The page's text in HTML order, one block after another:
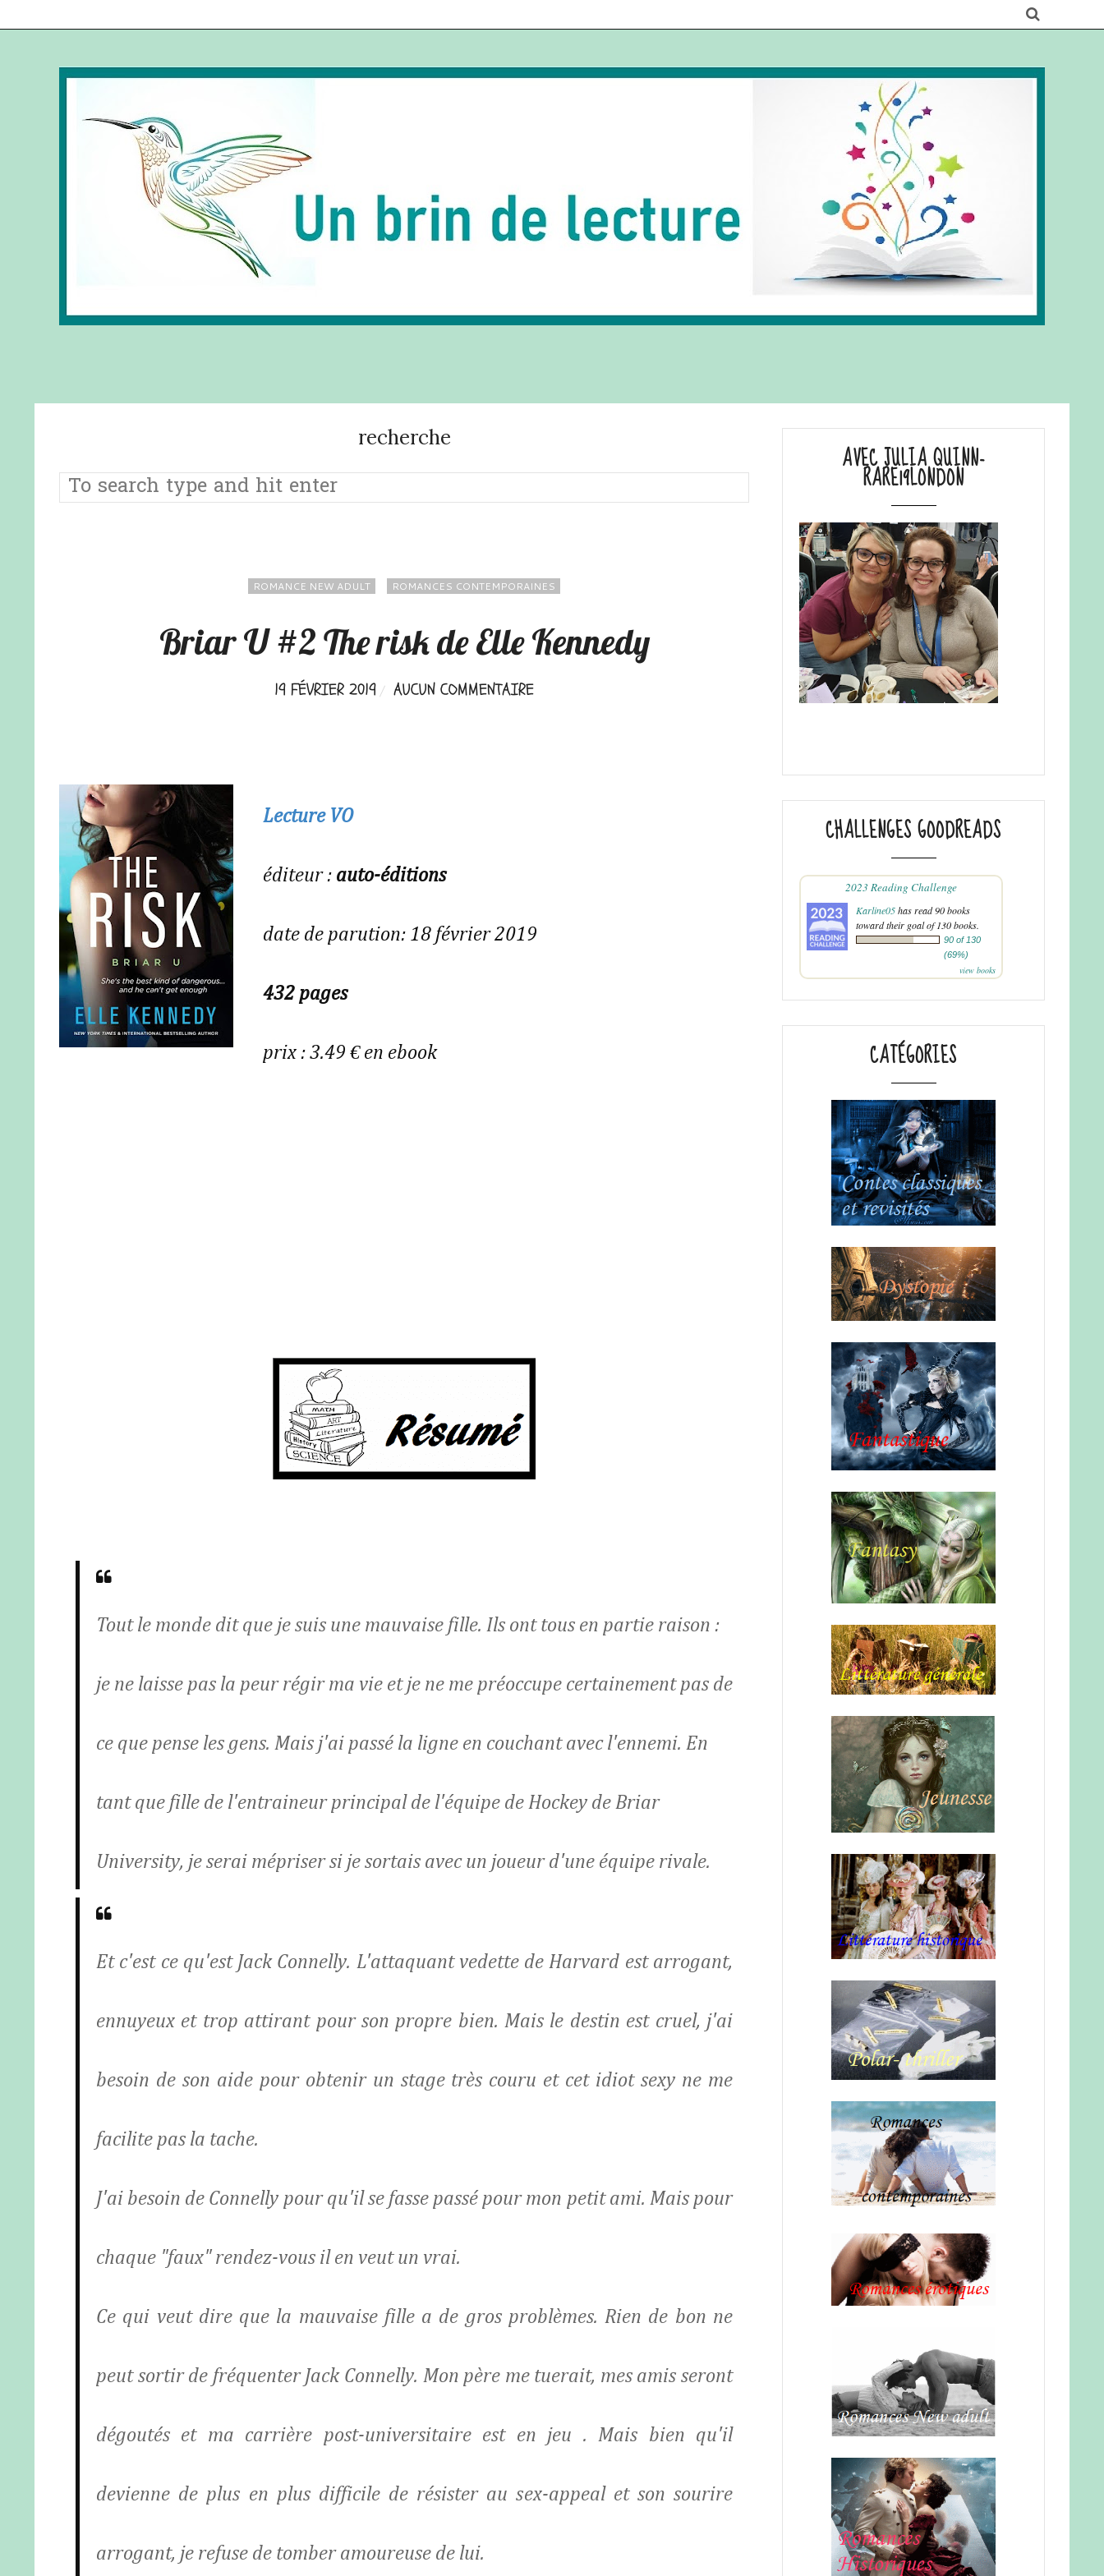
recherche
ROMANCE NEW ADULT ROMANCES CONTEMPORAINES
Briar U #2 The risk de Elle Kennedy
19 FÉVRIER 2019 AUCUN COMMENTAIRE
Lecture VO
éditeur : auto-éditions
date de parution: 18 février 2019
432 pages
prix : 3.49 € en ebook
Tout le monde dit que je suis une mauvaise fille. Ils ont tous en partie raison :
je ne laisse pas la peur régir ma vie et je ne me préoccupe certainement pas de
ce que pense les gens. Mais j'ai passé la ligne en couchant avec l'ennemi. En
tant que fille de l'entraineur principal de l'équipe de Hockey de Briar
University, je serai mépriser si je sortais avec un joueur d'une équipe rivale.
Et c'est ce qu'est Jack Connelly. L'attaquant vedette de Harvard est arrogant,
ennuyeux et trop attirant pour son propre bien. Mais le destin est cruel, j'ai
besoin de son aide pour obtenir un stage très couru et cet idiot sexy ne me
facilite pas la tache.
J'ai besoin de Connelly pour qu'il se fasse passé pour mon petit ami. Mais pour
chaque "faux" rendez-vous il en veut un vrai.
Ce qui veut dire que la mauvaise fille a de gros problèmes. Rien de bon ne
peut sortir de fréquenter Jack Connelly. Mon père me tuerait, mes amis seront
dégoutés et ma carrière post-universitaire est en jeu . Mais bien qu'il
devienne de plus en plus difficile de résister au sex-appeal et son sourire
arrogant, je refuse de tomber amoureuse de lui.
AVEC JULIA QUINN-
RARE19LONDON
CHALLENGES GOODREADS
2023 Reading Challenge
Karline05has read 90 books
toward their goal of 130 books.
90 of 130
(69%)
view books
CATÉGORIES